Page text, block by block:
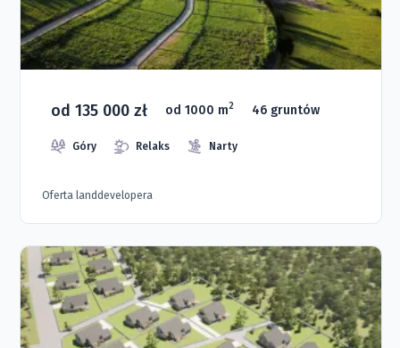
od 135 000 zł od 1000 m2 46 gruntów
Góry Relaks Narty
Oferta landdevelopera